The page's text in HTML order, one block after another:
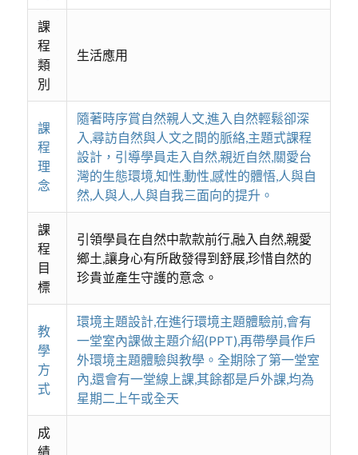
課
程
類
別
生活應用
課
程
理
念
隨著時序賞自然親人文,進入自然輕鬆卻深
入,尋訪自然與人文之間的脈絡,主題式課程
設計，引導學員走入自然,親近自然,關愛台
灣的生態環境,知性,動性,感性的體悟,人與自
然,人與人,人與自我三面向的提升。
課
程
目
標
引領學員在自然中款款前行,融入自然,親愛
鄉土,讓身心有所啟發得到舒展,珍惜自然的
珍貴並產生守護的意念。
教
學
方
式
環境主題設計,在進行環境主題體驗前,會有
一堂室內課做主題介紹(PPT),再帶學員作戶
外環境主題體驗與教學。全期除了第一堂室
內,還會有一堂線上課,其餘都是戶外課,均為
星期二上午或全天
成
績